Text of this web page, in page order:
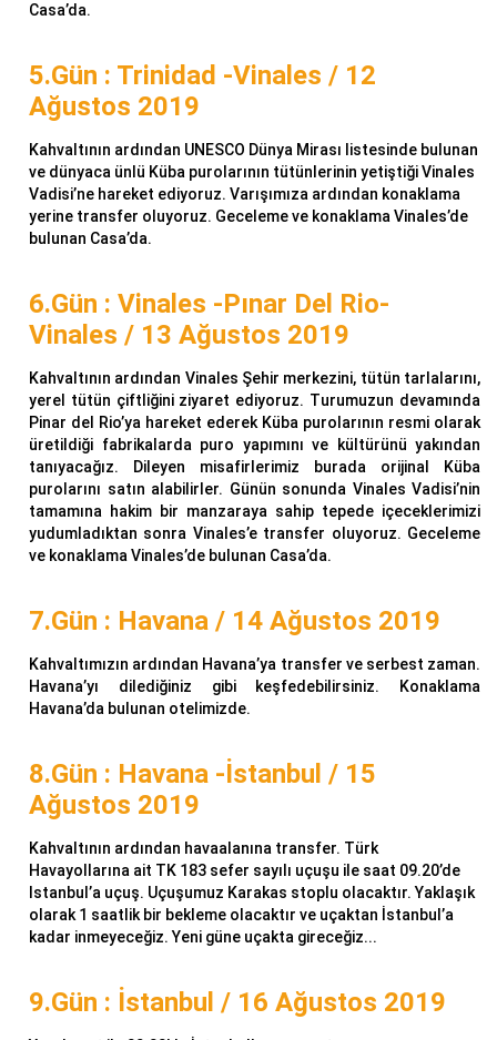
Casa’da.
5.Gün : Trinidad -Vinales / 12
Ağustos 2019
Kahvaltının ardından UNESCO Dünya Mirası listesinde bulunan
ve dünyaca ünlü Küba purolarının tütünlerinin yetiştiği Vinales
Vadisi’ne hareket ediyoruz. Varışımıza ardından konaklama
yerine transfer oluyoruz. Geceleme ve konaklama Vinales’de
bulunan Casa’da.
6.Gün : Vinales -Pınar Del Rio-
Vinales / 13 Ağustos 2019
Kahvaltının ardından Vinales Şehir merkezini, tütün tarlalarını,
yerel tütün çiftliğini ziyaret ediyoruz. Turumuzun devamında
Pinar del Rio’ya hareket ederek Küba purolarının resmi olarak
üretildiği fabrikalarda puro yapımını ve kültürünü yakından
tanıyacağız. Dileyen misafirlerimiz burada orijinal Küba
purolarını satın alabilirler. Günün sonunda Vinales Vadisi’nin
tamamına hakim bir manzaraya sahip tepede içeceklerimizi
yudumladıktan sonra Vinales’e transfer oluyoruz. Geceleme
ve konaklama Vinales’de bulunan Casa’da.
7.Gün : Havana / 14 Ağustos 2019
Kahvaltımızın ardından Havana’ya transfer ve serbest zaman.
Havana’yı dilediğiniz gibi keşfedebilirsiniz. Konaklama
Havana’da bulunan otelimizde.
8.Gün : Havana -İstanbul / 15
Ağustos 2019
Kahvaltının ardından havaalanına transfer. Türk
Havayollarına ait TK 183 sefer sayılı uçuşu ile saat 09.20’de
Istanbul’a uçuş. Uçuşumuz Karakas stoplu olacaktır. Yaklaşık
olarak 1 saatlik bir bekleme olacaktır ve uçaktan İstanbul’a
kadar inmeyeceğiz. Yeni güne uçakta gireceğiz...
9.Gün : İstanbul / 16 Ağustos 2019